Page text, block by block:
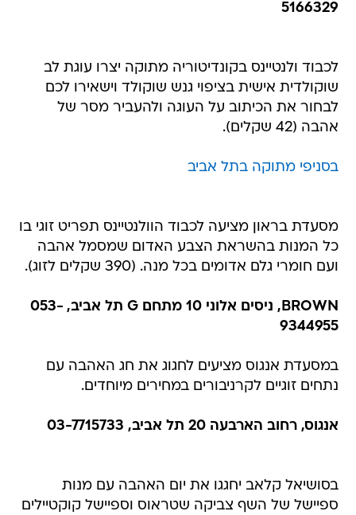
5166329
לכבוד ולנטיינס בקונדיטוריה מתוקה יצרו עוגת לב
שוקולדית אישית בציפוי גנש שוקולד וישאירו לכם
לבחור את הכיתוב על העוגה ולהעביר מסר של
אהבה (42 שקלים).
בסניפי מתוקה בתל אביב
מסעדת בראון מציעה לכבוד הוולנטיינס תפריט זוגי בו
כל המנות בהשראת הצבע האדום שמסמל אהבה
ועם חומרי גלם אדומים בכל מנה. (390 שקלים לזוג).
BROWN, ניסים אלוני 10 מתחם G תל אביב, 053-
9344955
במסעדת אנגוס מציעים לחגוג את חג האהבה עם
נתחים זוגיים לקרניבורים במחירים מיוחדים.
אנגוס, רחוב הארבעה 20 תל אביב, 03-7715733
בסושיאל קלאב יחגגו את יום האהבה עם מנות
ספיישל של השף צביקה שטראוס וספיישל קוקטיילים